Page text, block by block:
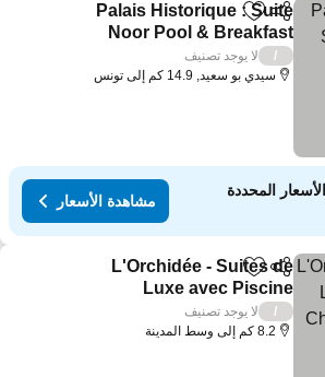
مشاركةAdd to favorites
Palais Historique : Suite
Noor Pool & Breakfast
لا يوجد تصنيف
سيدي بو سعيد, 14.9 كم إلى تونس
المحددة
مشاهدة الأسعار
مشاركةAdd to favorites
L'Orchidée - Suites de
Luxe avec Piscine
Chauffée et Vue sur le Lac
de Tunis
لا يوجد تصنيف
8.2 كم إلى وسط المدينة